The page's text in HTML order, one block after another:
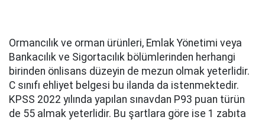
Ormancılık ve orman ürünleri, Emlak Yönetimi veya
Bankacılık ve Sigortacılık bölümlerinden herhangi
birinden önlisans düzeyin de mezun olmak yeterlidir.
C sınıfı ehliyet belgesi bu ilanda da istenmektedir.
KPSS 2022 yılında yapılan sınavdan P93 puan türün
de 55 almak yeterlidir. Bu şartlara göre ise 1 zabıta